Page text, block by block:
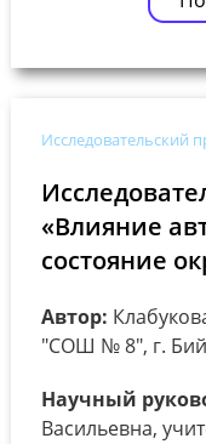
Исследовательский
«Влияние
состояние
Автор:
"СОШ № 8", г.
Научный
Васильевна,